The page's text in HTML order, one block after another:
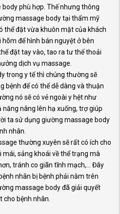
phù hợp. Thế nhưng thông
massage body tại thẩm mỹ
thể đặt vừa khuôn mặt của khách
để hình bán nguyệt ở bên
đặt tay vào, tao ra tư thế thoải
dịch vụ massage.
trong y tế thì chúng thường sẽ
bệnh để có thể dễ dàng và thuận
nó sẽ có vẻ ngoài y hệt như
nâng lên hạ xuống, trợ giúp
ta sử dụng giường massage body
nhân.
thường xuyên sẽ rất có ích cho
sảng khoái về thể trạng mà
tránh co giãn tĩnh mạch,… Đây
nhân bị bệnh phải nằm trên
massage body đã giải quyết
bệnh nhân.